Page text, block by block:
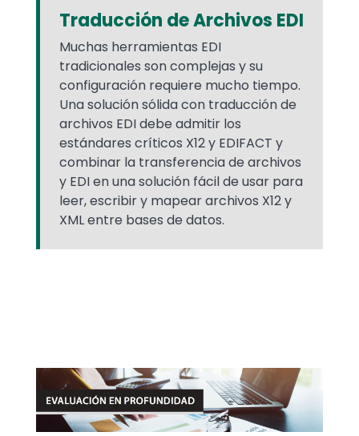
Traducción de Archivos EDI
Muchas herramientas EDI
tradicionales son complejas y su
configuración requiere mucho tiempo.
Una solución sólida con traducción de
archivos EDI debe admitir los
estándares críticos X12 y EDIFACT y
combinar la transferencia de archivos
y EDI en una solución fácil de usar para
leer, escribir y mapear archivos X12 y
XML entre bases de datos.
Media
Image